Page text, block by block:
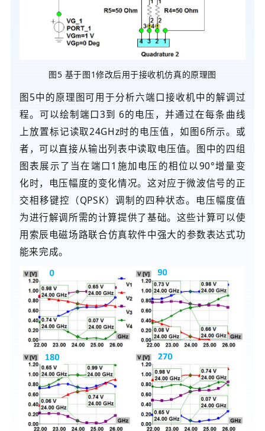
图5 基于图1修改后用于接收机仿真的原理图
图5中的原理图可用于分析六端口接收机中的解调过
程。可以绘制端口3到 6的电压，并通过在每条曲线
上放置标记读取24GHz时的电压值，如图6所示。或
者，可以直接从输出列表中读取电压值。图中的四组
图表展示了当在端口1施加电压的相位以90°增量变
化时，电压幅度的变化情况。这对应于微波信号的正
交相移键控（QPSK）调制的四种状态。电压幅度值
为进行解调所需的计算提供了基础。这些计算可以使
用索辰电磁场路联合仿真软件中强大的参数表达式功
能来完成。